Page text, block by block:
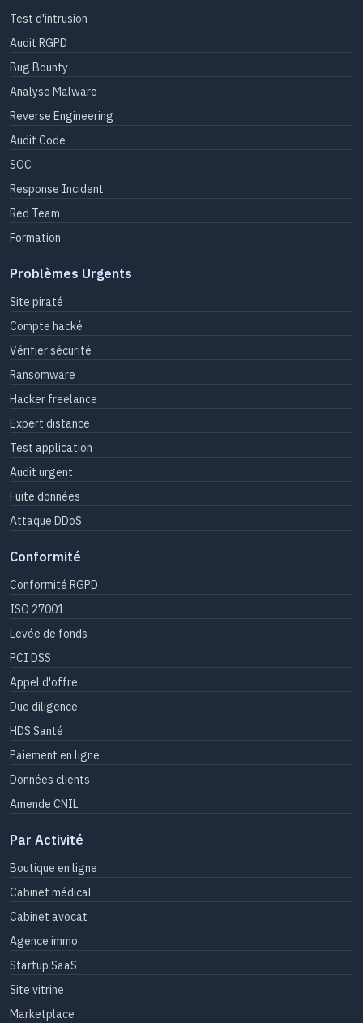
Test d'intrusion
Audit RGPD
Bug Bounty
Analyse Malware
Reverse Engineering
Audit Code
SOC
Response Incident
Red Team
Formation
Problèmes Urgents
Site piraté
Compte hacké
Vérifier sécurité
Ransomware
Hacker freelance
Expert distance
Test application
Audit urgent
Fuite données
Attaque DDoS
Conformité
Conformité RGPD
ISO 27001
Levée de fonds
PCI DSS
Appel d'offre
Due diligence
HDS Santé
Paiement en ligne
Données clients
Amende CNIL
Par Activité
Boutique en ligne
Cabinet médical
Cabinet avocat
Agence immo
Startup SaaS
Site vitrine
Marketplace